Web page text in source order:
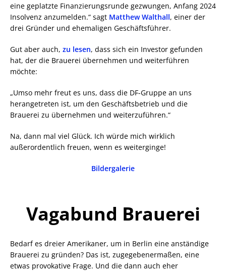
eine geplatzte Finanzierungsrunde gezwungen, Anfang 2024
Insolvenz anzumelden.“ sagt Matthew Walthall, einer der
drei Gründer und ehemaligen Geschäftsführer.
Gut aber auch, zu lesen, dass sich ein Investor gefunden
hat, der die Brauerei übernehmen und weiterführen
möchte:
„Umso mehr freut es uns, dass die DF-Gruppe an uns
herangetreten ist, um den Geschäftsbetrieb und die
Brauerei zu übernehmen und weiterzuführen.“
Na, dann mal viel Glück. Ich würde mich wirklich
außerordentlich freuen, wenn es weiterginge!
Bildergalerie
Vagabund Brauerei
Bedarf es dreier Amerikaner, um in Berlin eine anständige
Brauerei zu gründen? Das ist, zugegebenermaßen, eine
etwas provokative Frage. Und die dann auch eher